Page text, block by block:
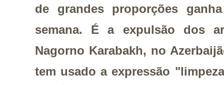
de grandes proporções
semana. É a expulsão dos
Nagorno Karabakh, no
tem usado a expressão